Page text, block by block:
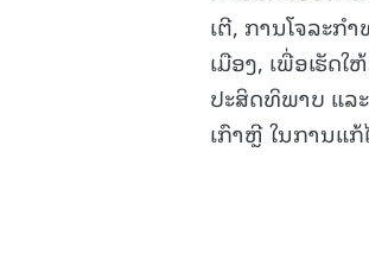
ເຕີ, ການໂຈລະກໍ
ເມືອງ, ເພື່ອເຮັດ
ປະສິດທິພາບ ແລ
ເກົາຫຼີ ໃນການແ